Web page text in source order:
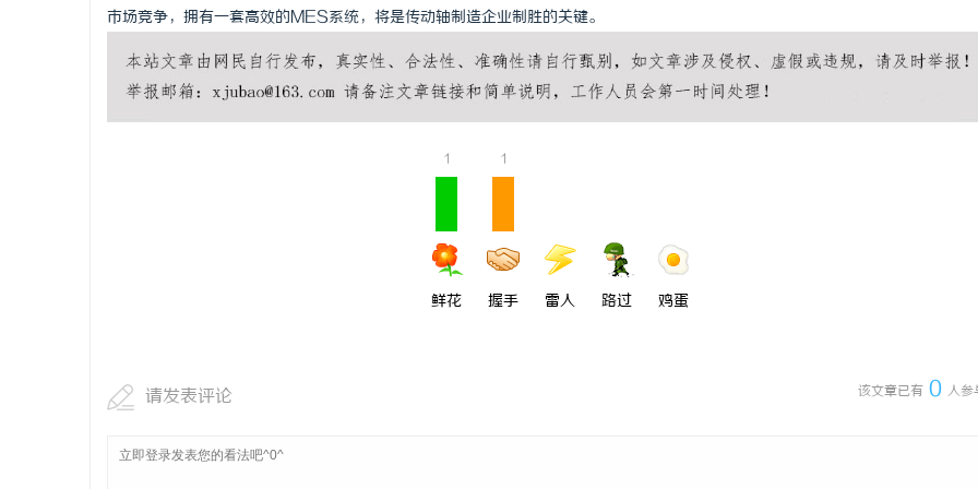
市场竞争，拥有一套高效的MES系统，将是传动轴制造企业制胜的关键。
1
鲜花
1
握手 雷人 路过 鸡蛋
该文章已有 0 人参
请发表评论